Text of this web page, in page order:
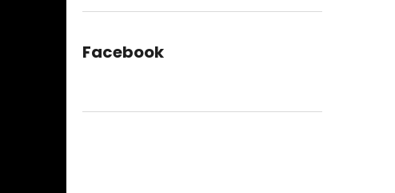
Facebook